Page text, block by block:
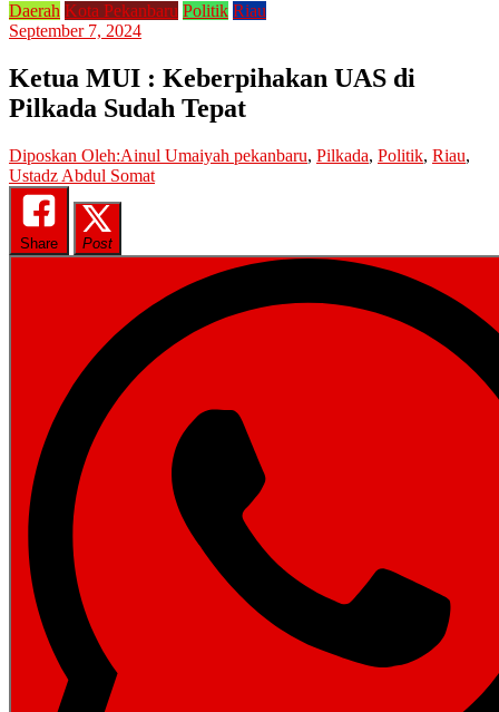
Daerah Kota Pekanbaru Politik Riau
September 7, 2024
Ketua MUI : Keberpihakan UAS di
Pilkada Sudah Tepat
Diposkan Oleh:Ainul Umaiyah pekanbaru, Pilkada, Politik, Riau,
Ustadz Abdul Somat
Share Post